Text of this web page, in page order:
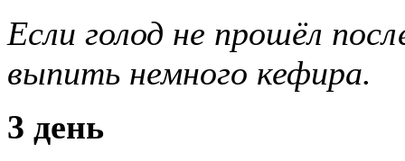
Если голод не прошёл
выпить немного кефира.
3 день